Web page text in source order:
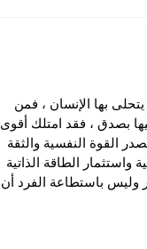
بها الإنسان ، فمن
بصدق ، فقد امتلك أقوى
القوة النفسية والثقة
واستثمار الطاقة الذاتية
وليس باستطاعة الفرد أن